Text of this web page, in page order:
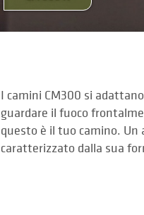
I camini CM300 si
guardare il fuoco
questo è il tuo camino. Un
caratterizzato dalla sua